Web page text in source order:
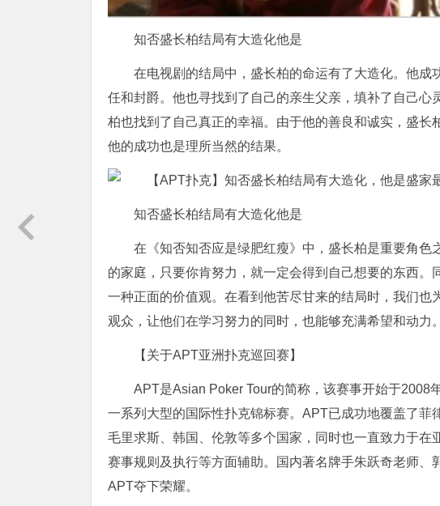
知否盛长柏结局有大造化他是
在电视剧的结局中，盛长柏的命运有了大造化。他
任和封爵。他也寻找到了自己的亲生父亲，填补了自己
柏也找到了自己真正的幸福。由于他的善良和诚实，盛长
他的成功也是理所当然的结果。
知否盛长柏结局有大造化他是
在《知否知否应是绿肥红瘦》中，盛长柏是重要角
的家庭，只要你肯努力，就一定会得到自己想要的东西
一种正面的价值观。在看到他苦尽甘来的结局时，我们
观众，让他们在学习努力的同时，也能够充满希望和动力。
【关于APT亚洲扑克巡回赛】
APT是Asian Poker Tour的简称，该赛事开始于2008
一系列大型的国际性扑克锦标赛。APT已成功地覆盖了菲
毛里求斯、韩国、伦敦等多个国家，同时也一直致力于
赛事规则及执行等方面辅助。国内著名牌手朱跃奇老师
APT夺下荣耀。